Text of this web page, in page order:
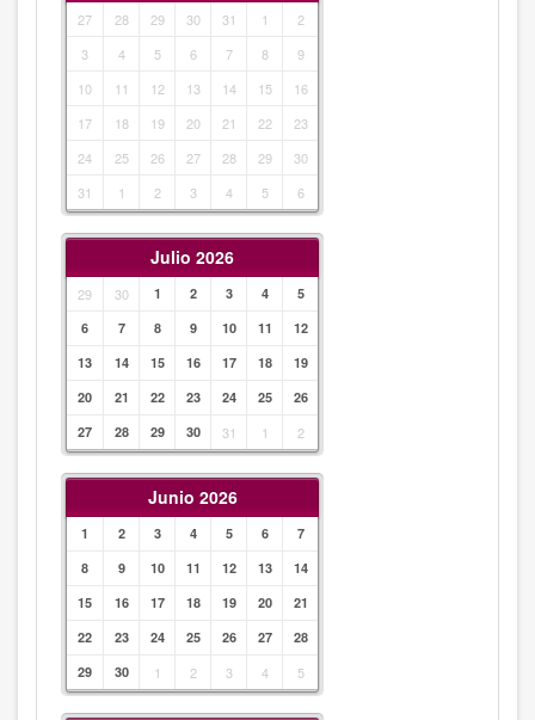
27 28 29 30 31 1
2
3
4 5 6 7 8
9
10
11 12 13 14 15
16
17
18 19 20 21 22
23
24
25 26 27 28 29
30
31
1 2 3 4 5 6
Julio 2026
29 30 1 2 3 4
5
6
7 8 9 10 11
12
13
14 15 16 17 18
19
20
21 22 23 24 25
26
27
28 29 30 31 1 2
Junio 2026
1 2 3 4 5 6
7
8
9 10 11 12 13
14
15
16 17 18 19 20
21
22
23 24 25 26 27
28
29
30 1 2 3 4 5